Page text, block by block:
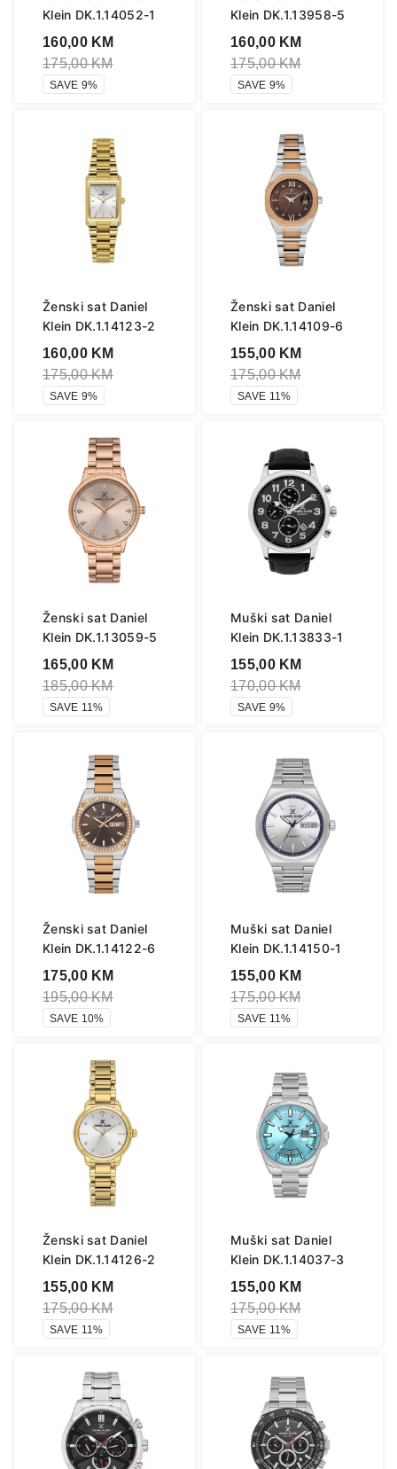
Klein DK.1.14052-1
160,00 KM
175,00KM
SAVE 9%
Klein DK.1.13958-5
160,00 KM
175,00KM
SAVE 9%
Ženski sat Daniel
Klein DK.1.14123-2
160,00 KM
175,00KM
SAVE 9%
Ženski sat Daniel
Klein DK.1.14109-6
155,00 KM
175,00KM
SAVE 11%
Ženski sat Daniel
Klein DK.1.13059-5
165,00 KM
185,00KM
SAVE 11%
Muški sat Daniel
Klein DK.1.13833-1
155,00 KM
170,00KM
SAVE 9%
Ženski sat Daniel
Klein DK.1.14122-6
175,00 KM
195,00KM
SAVE 10%
Muški sat Daniel
Klein DK.1.14150-1
155,00 KM
175,00KM
SAVE 11%
Ženski sat Daniel
Klein DK.1.14126-2
155,00 KM
175,00KM
SAVE 11%
Muški sat Daniel
Klein DK.1.14037-3
155,00 KM
175,00KM
SAVE 11%